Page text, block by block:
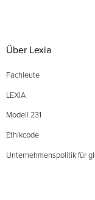
Über Lexia
Fachleute
LEXIA
Modell 231
Ethikcode
Unternehmenspolitik für